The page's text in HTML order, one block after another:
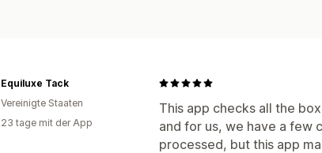
This app checks all the
and for us, we have a few
processed, but this app
Equiluxe Tack
Vereinigte Staaten
23 tage mit der App